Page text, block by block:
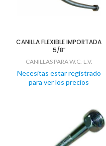
CANILLA FLEXIBLE IMPORTADA
5/8″
CANILLAS PARA W.C.-L.V.
Necesitas estar registrado
para ver los precios